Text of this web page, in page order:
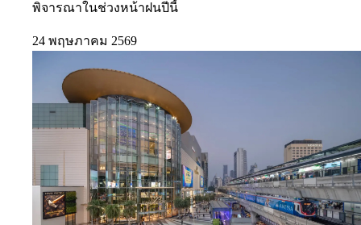
พิจารณาในช่วงหน้าฝนปีนี้
24 พฤษภาคม 2569